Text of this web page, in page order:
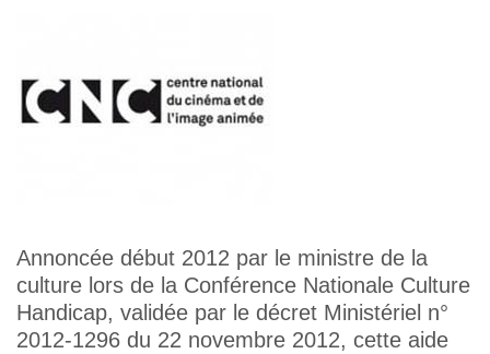
Annoncée début 2012 par le ministre de la
culture lors de la Conférence Nationale Culture
Handicap, validée par le décret Ministériel n°
2012-1296 du 22 novembre 2012, cette aide